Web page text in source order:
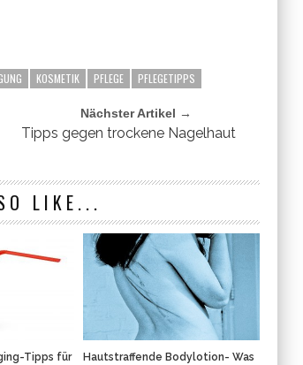
KOSMETIK PFLEGE PFLEGETIPPS
Nächster Artikel →
Tipps gegen trockene Nagelhaut
LIKE...
Tipps für
Hautstraffende Bodylotion- Was